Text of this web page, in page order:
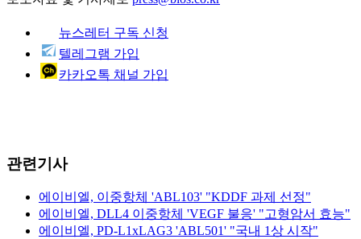
뉴스레터 구독 신청
텔레그램 가입
카카오톡 채널 가입
관련기사
에이비엘, 이중항체 'ABL103' "KDDF 과제 선정"
에이비엘, DLL4 이중항체 'VEGF 불응' "고형암서 효능"
에이비엘, PD-L1xLAG3 'ABL501' "국내 1상 시작"